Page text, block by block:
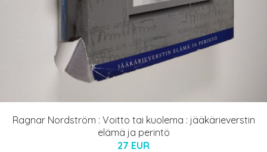
Ragnar Nordström : Voitto tai kuolema : jääkärieverstin
elämä ja perintö
27 EUR